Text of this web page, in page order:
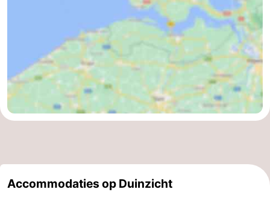
Accommodaties op Duinzicht